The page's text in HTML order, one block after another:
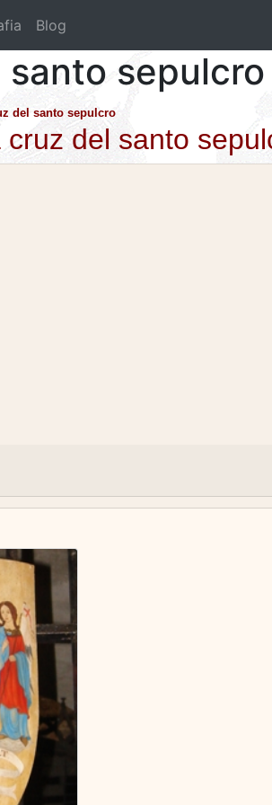
Blog
sepulcro
del santo sepulcro
cruz del santo